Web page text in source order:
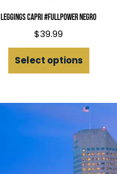
Leggings capri #FullPower Negro
$39.99
Select options